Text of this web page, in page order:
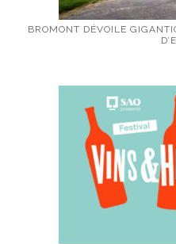
BROMONT DÉVOILE